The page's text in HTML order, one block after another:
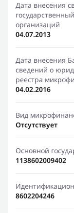
Дата внесения
организаций
04.07.2013
Дата внесения
сведений о
реестра
04.02.2016
Вид
Отсутствует
Основной
1138602009402
8602204246